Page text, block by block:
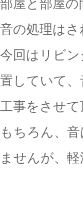
部屋と部屋
音の処理はさ
今回はリビ
置していて
工事をさせて
もちろん、
ませんが、